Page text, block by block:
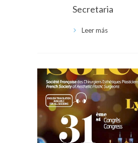
Secretaria
Leer más